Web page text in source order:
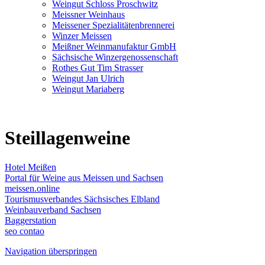
Weingut Schloss Proschwitz
Meissner Weinhaus
Meissener Spezialitätenbrennerei
Winzer Meissen
Meißner Weinmanufaktur GmbH
Sächsische Winzergenossenschaft
Rothes Gut Tim Strasser
Weingut Jan Ulrich
Weingut Mariaberg
Steillagenweine
Hotel Meißen
Portal für Weine aus Meissen und Sachsen
meissen.online
Tourismusverbandes Sächsisches Elbland
Weinbauverband Sachsen
Baggerstation
seo contao
Navigation überspringen